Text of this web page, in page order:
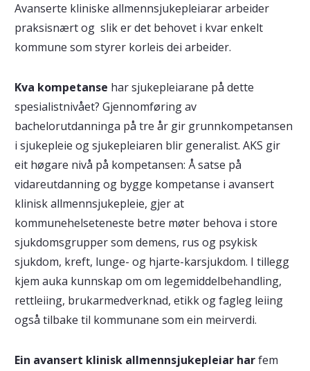
Avanserte kliniske allmennsjukepleiarar arbeider
praksisnært og slik er det behovet i kvar enkelt
kommune som styrer korleis dei arbeider.
Kva kompetanse har sjukepleiarane på dette
spesialistnivået? Gjennomføring av
bachelorutdanninga på tre år gir grunnkompetansen
i sjukepleie og sjukepleiaren blir generalist. AKS gir
eit høgare nivå på kompetansen: Å satse på
vidareutdanning og bygge kompetanse i avansert
klinisk allmennsjukepleie, gjer at
kommunehelseteneste betre møter behova i store
sjukdomsgrupper som demens, rus og psykisk
sjukdom, kreft, lunge- og hjarte-karsjukdom. I tillegg
kjem auka kunnskap om om legemiddelbehandling,
rettleiing, brukarmedverknad, etikk og fagleg leiing
også tilbake til kommunane som ein meirverdi.
Ein avansert klinisk allmennsjukepleiar harfem